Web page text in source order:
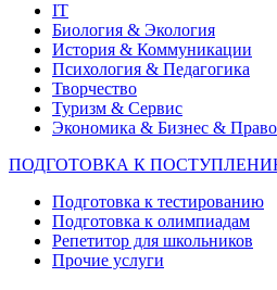
IT
Биология & Экология
История & Коммуникации
Психология & Педагогика
Творчество
Туризм & Сервис
Экономика & Бизнес & Право
ПОДГОТОВКА К
Подготовка к тестированию
Подготовка к олимпиадам
Репетитор для школьников
Прочие услуги